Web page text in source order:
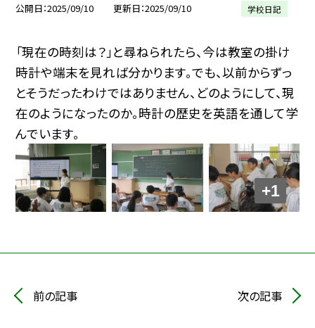
公開日 2025/09/10 更新日 2025/09/10 学校日記
「現在の時刻は？」と尋ねられたら、今は教室の掛け
時計や端末を見れば分かります。でも、以前からずっ
とそうだったわけではありません、どのようにして、現
在のようになったのか。時計の歴史を英語を通して学
んでいます。
+1
前の記事 次の記事